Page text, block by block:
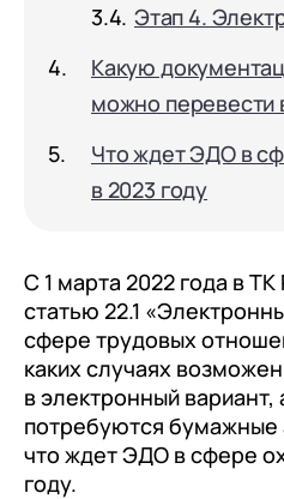
Этап 4.
Какую
можно перевести
Что ждет ЭДО в
в 2023 году
C 1 марта 2022 года в
статью 22.1
сфере трудовых
каких случаях
в электронный вариант,
потребуются бумажные
что ждет ЭДО в сфере
году.
Переход с Terrasoft
1С-Битрикс 24
документооборот
Внутренний
1С:Документооборот 8
Управление
WA:Финансист
Отраслевые решения
Легкая логистика
Бизнес-аналитика
1С:Аналитика
Контакты
Грейды
Истории успеха
Отзывы сотрудников